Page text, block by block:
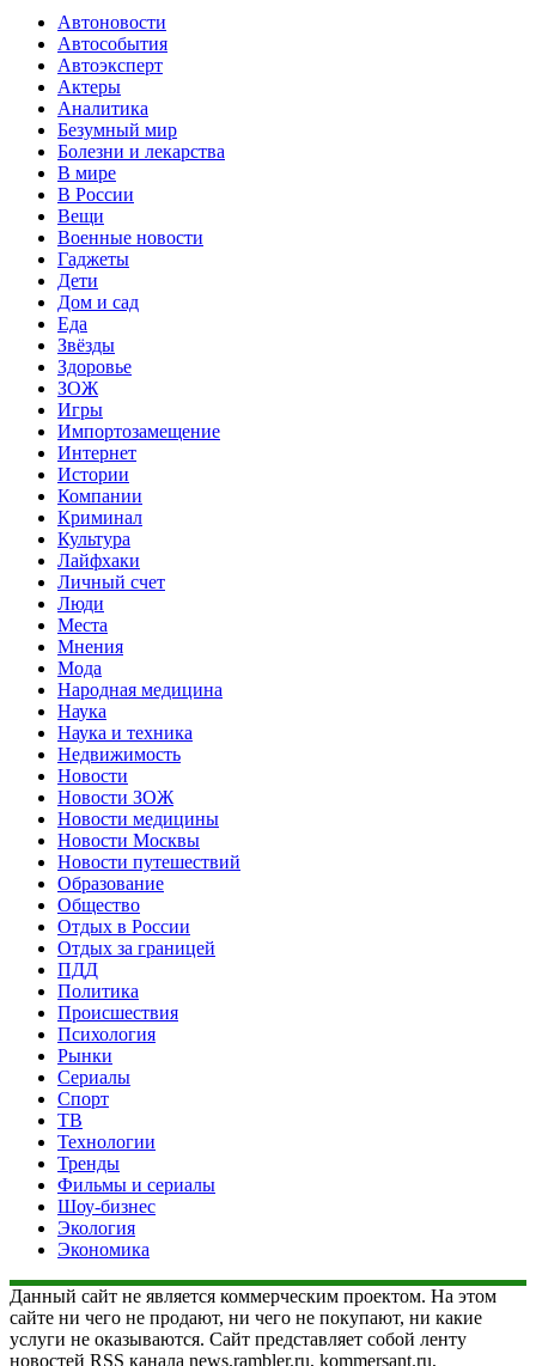
Автоновости
Автособытия
Автоэксперт
Актеры
Аналитика
Безумный мир
Болезни и лекарства
В мире
В России
Вещи
Военные новости
Гаджеты
Дети
Дом и сад
Еда
Звёзды
Здоровье
ЗОЖ
Игры
Импортозамещение
Интернет
Истории
Компании
Криминал
Культура
Лайфхаки
Личный счет
Люди
Места
Мнения
Мода
Народная медицина
Наука
Наука и техника
Недвижимость
Новости
Новости ЗОЖ
Новости медицины
Новости Москвы
Новости путешествий
Образование
Общество
Отдых в России
Отдых за границей
ПДД
Политика
Происшествия
Психология
Рынки
Сериалы
Спорт
ТВ
Технологии
Тренды
Фильмы и сериалы
Шоу-бизнес
Экология
Экономика
Данный сайт не является коммерческим проектом. На этом
сайте ни чего не продают, ни чего не покупают, ни какие
услуги не оказываются. Сайт представляет собой ленту
новостей RSS канала news.rambler.ru, kommersant.ru,